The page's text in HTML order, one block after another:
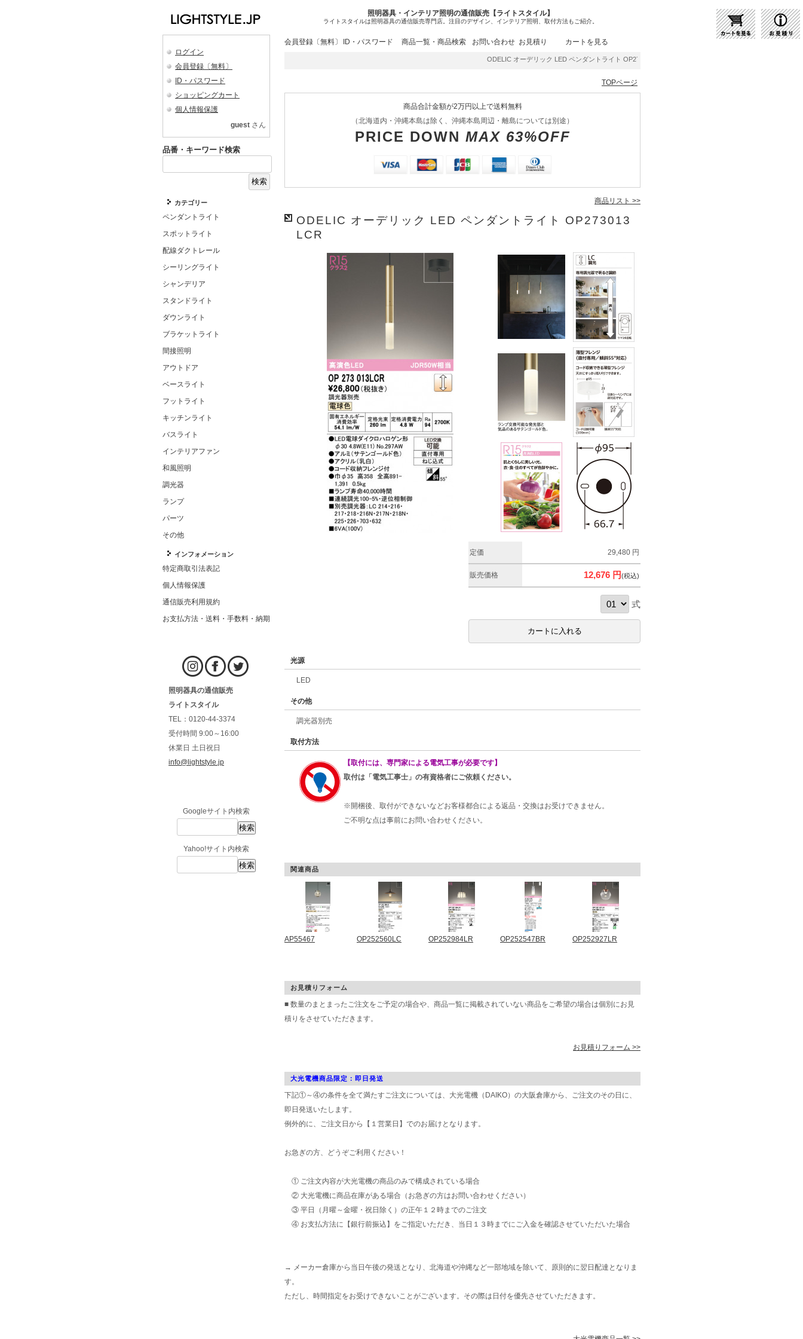
照明器具・インテリア照明の通信販売【ライトスタイル】
ライトスタイルは照明器具の通信販売専門店。注目のデザイン、インテリア照明、取付方法もご紹介。
ログイン
会員登録〔無料〕
ID・パスワード
ショッピングカート
個人情報保護
guest さん
品番・キーワード検索
カテゴリー
ペンダントライト
スポットライト
配線ダクトレール
シーリングライト
シャンデリア
スタンドライト
ダウンライト
ブラケットライト
間接照明
アウトドア
ベースライト
フットライト
キッチンライト
バスライト
インテリアファン
和風照明
調光器
ランプ
パーツ
その他
インフォメーション
特定商取引法表記
個人情報保護
通信販売利用規約
お支払方法・送料・手数料・納期
照明器具の通信販売
ライトスタイル
TEL：0120-44-3374
受付時間 9:00～16:00
休業日 土日祝日
info@lightstyle.jp
Googleサイト内検索
Yahoo!サイト内検索
会員登録〔無料〕 ID・パスワード 商品一覧・商品検索 お問い合わせ お見積り カートを見る
ODELIC オーデリック LED ペンダントライト OP273013LCR | 商品紹介 | 照明器具の通販・インテリア照明の
TOPページ
商品合計金額が2万円以上で送料無料
（北海道内・沖縄本島は除く、沖縄本島周辺・離島については別途）
PRICE DOWN MAX 63%OFF
商品リスト >>
ODELIC オーデリック LED ペンダントライト OP273013
LCR
定価 29,480 円
販売価格 12,676 円(税込)
式
光源
LED
その他
調光器別売
取付方法
【取付には、専門家による電気工事が必要です】
取付は「電気工事士」の有資格者にご依頼ください。
※開梱後、取付ができないなどお客様都合による返品・交換はお受けできません。
ご不明な点は事前にお問い合わせください。
関連商品
AP55467 OP252560LC OP252984LR OP252547BR OP252927LR
お見積りフォーム
■ 数量のまとまったご注文をご予定の場合や、商品一覧に掲載されていない商品をご希望の場合は個別にお見
積りをさせていただきます。
お見積りフォーム >>
大光電機商品限定：即日発送
下記①～④の条件を全て満たすご注文については、大光電機（DAIKO）の大阪倉庫から、ご注文のその日に、
即日発送いたします。
例外的に、ご注文日から【１営業日】でのお届けとなります。
お急ぎの方、どうぞご利用ください！
① ご注文内容が大光電機の商品のみで構成されている場合
② 大光電機に商品在庫がある場合（お急ぎの方はお問い合わせください）
③ 平日（月曜～金曜・祝日除く）の正午１２時までのご注文
④ お支払方法に【銀行前振込】をご指定いただき、当日１３時までにご入金を確認させていただいた場合
→ メーカー倉庫から当日午後の発送となり、北海道や沖縄など一部地域を除いて、原則的に翌日配達となりま
す。
ただし、時間指定をお受けできないことがございます。その際は日付を優先させていただきます。